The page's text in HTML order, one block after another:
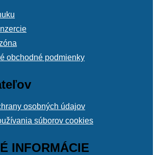
obchodné podmienky
osobných údajov
súborov cookies
INFORMÁCIE